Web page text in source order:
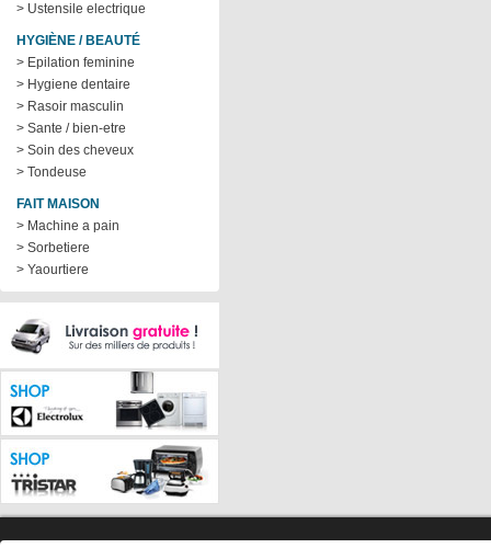
> Ustensile electrique
HYGIÈNE / BEAUTÉ
> Epilation feminine
> Hygiene dentaire
> Rasoir masculin
> Sante / bien-etre
> Soin des cheveux
> Tondeuse
FAIT MAISON
> Machine a pain
> Sorbetiere
> Yaourtiere